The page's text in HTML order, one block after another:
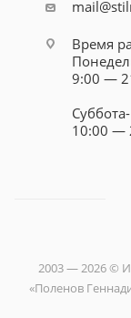
Время
9:00 —
10:00 —
2003 — 2026 ©
«Поленов